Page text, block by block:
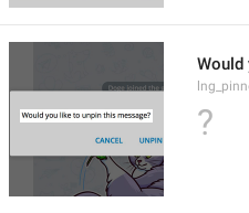
Would
?